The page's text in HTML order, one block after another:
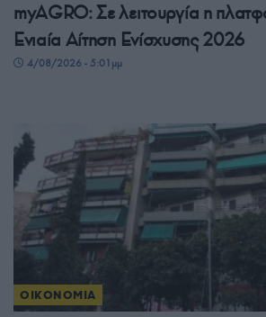
myAGRO: Σε λειτουργία η
Ενιαία Αίτηση Ενίσχυσης 2026
4/08/2026 - 5:01μμ
ΟΙΚΟΝΟΜΙΑ